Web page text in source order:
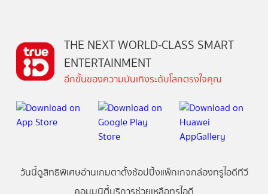
THE NEXT WORLD-CLASS SMART
ENTERTAINMENT
อีกขั้นของความบันเทิงระดับโลกตรงใจคุณ
วันนี้ดูสิทธิพิเศษอ่านเกมตาตั้งช้อปปิ้งแพ็กเกจกล่องทรูไอดีทีวี
คอมมูนิตี้บริการช่วยเหลือทรูไอดี